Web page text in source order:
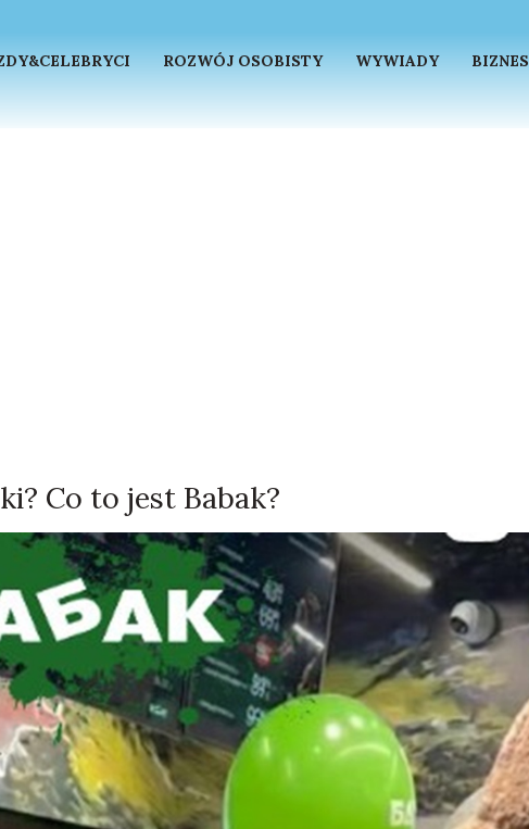
ROZWÓJ OSOBISTY WYWIADY BIZNES
Co to jest Babak?